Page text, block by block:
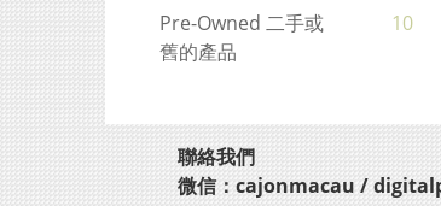
Pre-Owned 二手或
舊的產品
10
聯絡我們
微信：cajonmacau /